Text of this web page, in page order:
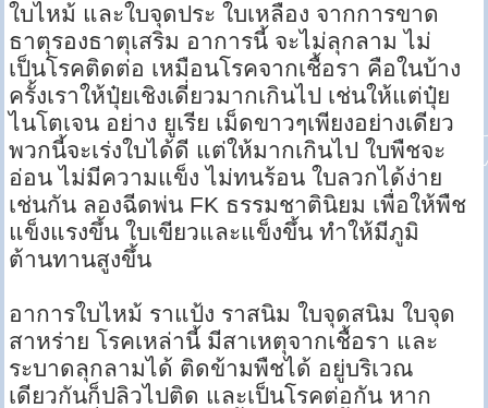
ใบไหม้ และใบจุดประ ใบเหลือง จากการขาด
ธาตุรองธาตุเสริม อาการนี้ จะไม่ลุกลาม ไม่
เป็นโรคติดต่อ เหมือนโรคจากเชื้อรา คือในบ้าง
ครั้งเราให้ปุ๋ยเชิงเดี่ยวมากเกินไป เช่นให้แต่ปุ๋ย
ไนโตเจน อย่าง ยูเรีย เม็ดขาวๆเพียงอย่างเดียว
พวกนี้จะเร่งใบได้ดี แต่ให้มากเกินไป ใบพืชจะ
อ่อน ไม่มีความแข็ง ไม่ทนร้อน ใบลวกได้ง่าย
เช่นกัน ลองฉีดพ่น FK ธรรมชาตินิยม เพื่อให้พืช
แข็งแรงขึ้น ใบเขียวและแข็งขึ้น ทำให้มีภูมิ
ต้านทานสูงขึ้น
อาการใบไหม้ ราแป้ง ราสนิม ใบจุดสนิม ใบจุด
สาหร่าย โรคเหล่านี้ มีสาเหตุจากเชื้อรา และ
ระบาดลุกลามได้ ติดข้ามพืชได้ อยู่บริเวณ
เดียวกันก็ปลิวไปติด และเป็นโรคต่อกัน หาก